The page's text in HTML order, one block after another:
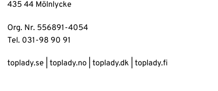
435 44 Mölnlycke
Org. Nr. 556891-4054
Tel. 031-98 90 91
toplady.se toplady.no toplady.dk toplady.fi